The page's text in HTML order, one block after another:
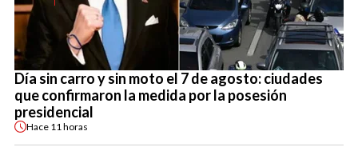
Día sin carro y sin moto el 7 de agosto: ciudades
que confirmaron la medida por la posesión
presidencial
Hace 11 horas